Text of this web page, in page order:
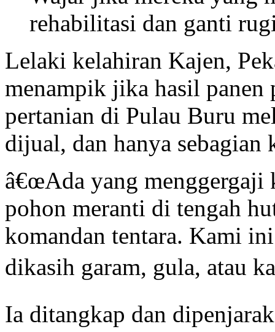
rehabilitasi dan ganti
Lelaki kelahiran Kajen,
menampik jika hasil panen
pertanian di Pulau Buru
dijual, dan hanya
â€œAda yang
pohon meranti di tengah
komandan tentara. Kami
dikasih garam, gula, atau
Ia ditangkap dan